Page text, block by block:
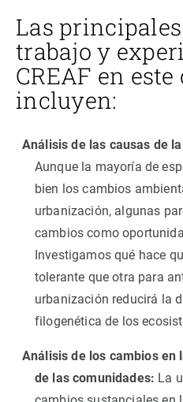
Las
trabajo y
CREAF en
incluyen:
Análisis de las causas de
Aunque la mayoría de
bien los cambios
urbanización, algunas
cambios como
Investigamos qué hace
tolerante que otra para
urbanización reducirá la
filogenética de los
Análisis de los cambios en
de las comunidades: La